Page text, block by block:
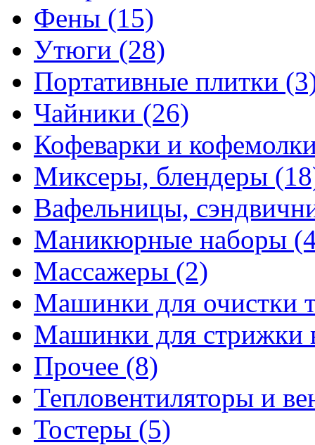
Фены (15)
Утюги (28)
Портативные плитки
Чайники (26)
Кофеварки и
Миксеры, блендеры
Вафельницы,
Маникюрные наборы
Массажеры (2)
Машинки для очистки
Машинки для стрижки
Прочее (8)
Тепловентиляторы и
Тостеры (5)